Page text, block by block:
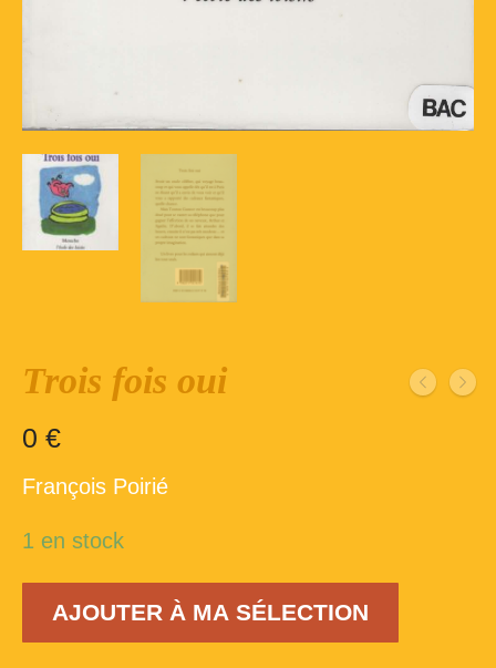
Répertoire du fonds de la bibliothèque –
1ère partie
Répertoire du fonds de la Bibliothèque –
Répertoire des ouvrages Jeunesse
Trois fois oui
0 €
François Poirié
1 en stock
Trois
AJOUTER À MA SÉLECTION